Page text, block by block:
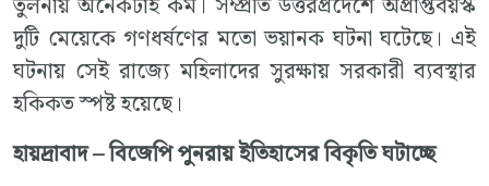
দুটি মেয়েকে গণধর্ষণের মতো ভয়ানক ঘটনা ঘটেছে। এই
ঘটনায় সেই রাজ্যে মহিলাদের সুরক্ষায় সরকারী ব্যবস্থার
হকিকত স্পষ্ট হয়েছে।
হায়দ্রাবাদ – বিজেপি পুনরায় ইতিহাসের বিকৃতি ঘটাচ্ছে